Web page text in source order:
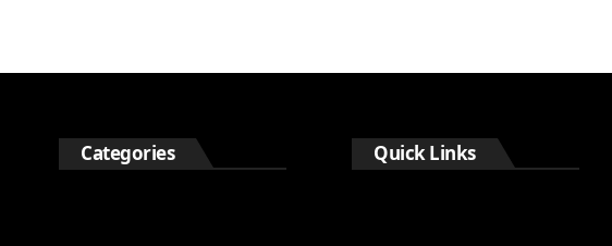
Categories Quick Links